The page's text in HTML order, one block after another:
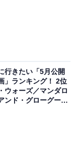
行きたい「5月公開
」ランキング！ 2位
ウォーズ／マンダロ
ンド・グローグー」